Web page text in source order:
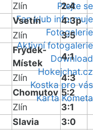
Ptejte se
Fan klub informuje
Fotogalerie
Aktivní fotogalerie
Download
Hokejchat.cz
Kostka pro vás
Karta Kometa
Zlín
2:4
Vsetín
4:3p
Zlín
3:5
Frýdek-
Místek
4:1
Zlín
4:3
Chomutov 5:2
Zlín
3:1
Slavia
3:0